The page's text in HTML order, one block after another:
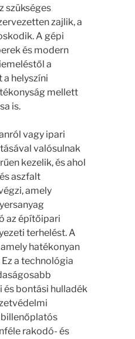
szükséges
zajlik, a
A gépi
és modern
a
helyszíni
mellett
is.
vagy ipari
valósulnak
kezelik, és ahol
aszfalt
amely
az építőipari
terhelést. A
hatékonyan
a technológia
és bontási hulladék
rakodó- és